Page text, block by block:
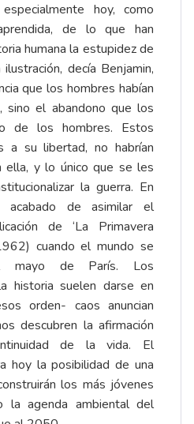
hoy, como
de lo que han
humana la estupidez de
decía Benjamin,
que los hombres habían
sino el abandono que los
de los hombres. Estos
a su libertad, no habrían
ella, y lo único que se les
la guerra. En
acabado de asimilar el
de ‘La Primavera
cuando el mundo se
mayo de París. Los
historia suelen darse en
orden- caos anuncian
descubren la afirmación
de la vida. El
hoy la posibilidad de una
los más jóvenes
la agenda ambiental del